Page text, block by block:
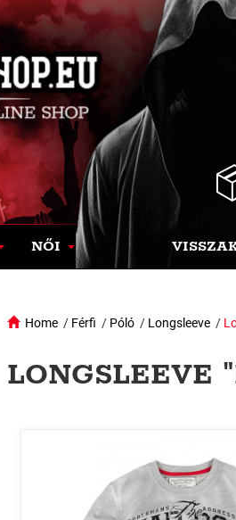
NŐI
Home / Férfi / Póló / Longsleeve /
LONGSLEEVE